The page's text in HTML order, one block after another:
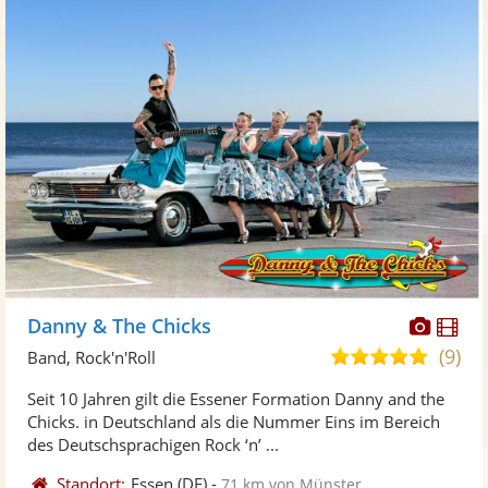
Fotos
Danny & The Chicks
5,0
5
(9)
Band, Rock'n'Roll
Seit 10 Jahren gilt die Essener Formation Danny and the
Chicks. in Deutschland als die Nummer Eins im Bereich
des Deutschsprachigen Rock ‘n’ ...
Standort: Essen (DE) -